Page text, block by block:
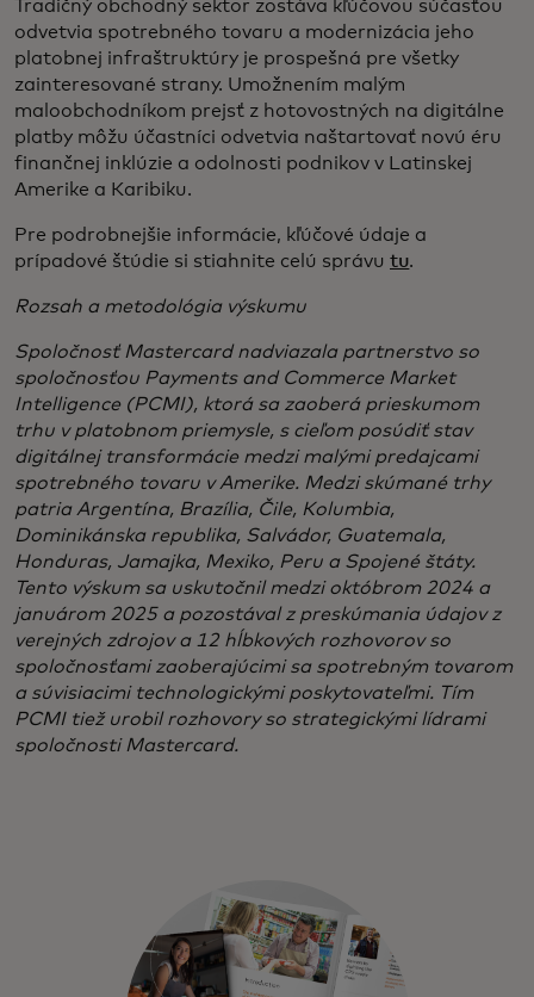
Tradičný obchodný sektor zostáva kľúčovou súčasťou
odvetvia spotrebného tovaru a modernizácia jeho
platobnej infraštruktúry je prospešná pre všetky
zainteresované strany. Umožnením malým
maloobchodníkom prejsť z hotovostných na digitálne
platby môžu účastníci odvetvia naštartovať novú éru
finančnej inklúzie a odolnosti podnikov v Latinskej
Amerike a Karibiku.
Pre podrobnejšie informácie, kľúčové údaje a
prípadové štúdie si stiahnite celú správu tu.
Rozsah a metodológia výskumu
Spoločnosť Mastercard nadviazala partnerstvo so
spoločnosťou Payments and Commerce Market
Intelligence (PCMI), ktorá sa zaoberá prieskumom
trhu v platobnom priemysle, s cieľom posúdiť stav
digitálnej transformácie medzi malými predajcami
spotrebného tovaru v Amerike. Medzi skúmané trhy
patria Argentína, Brazília, Čile, Kolumbia,
Dominikánska republika, Salvádor, Guatemala,
Honduras, Jamajka, Mexiko, Peru a Spojené štáty.
Tento výskum sa uskutočnil medzi októbrom 2024 a
januárom 2025 a pozostával z preskúmania údajov z
verejných zdrojov a 12 hĺbkových rozhovorov so
spoločnosťami zaoberajúcimi sa spotrebným tovarom
a súvisiacimi technologickými poskytovateľmi. Tím
PCMI tiež urobil rozhovory so strategickými lídrami
spoločnosti Mastercard.